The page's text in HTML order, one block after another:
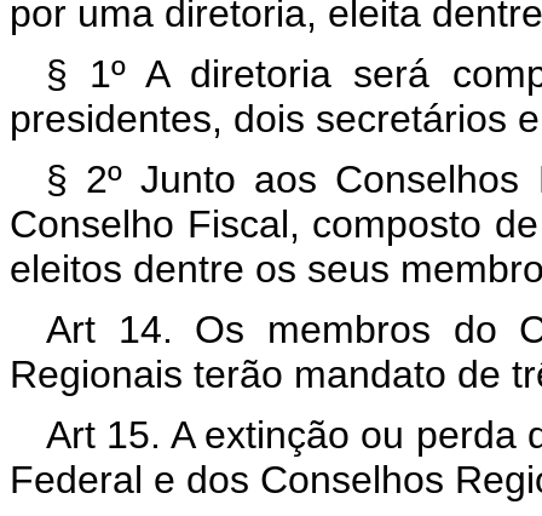
por uma diretoria, eleita
§ 1º A diretoria será
presidentes, dois secretários
§ 2º Junto aos
Conselho Fiscal, composto
eleitos dentre os seus
Art 14. Os membros do
Regionais terão mandato de
Art 15. A extinção ou perda
Federal e dos Conselhos